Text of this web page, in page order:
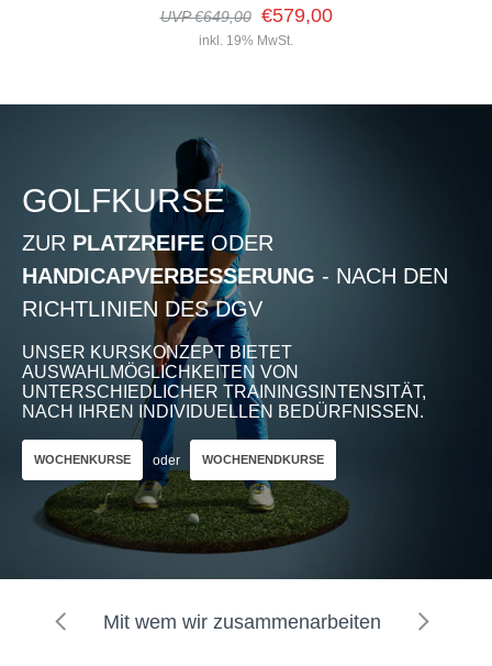
UVP €649,00 €579,00
inkl. 19% MwSt.
UVP €599,00
inkl. 19% MwSt.
Garmin Approach R10
UVP €549,00 €489,00
inkl. 19% MwSt.
GOLFKURSE
ZUR PLATZREIFEODER
HANDICAPVERBESSERUNG - NACH DEN
RICHTLINIEN DES DGV
UNSER KURSKONZEPT BIETET
AUSWAHLMÖGLICHKEITEN VON
UNTERSCHIEDLICHER TRAININGSINTENSITÄT,
NACH IHREN INDIVIDUELLEN BEDÜRFNISSEN.
WOCHENKURSE oder WOCHENENDKURSE
Mit wem wir zusammenarbeiten